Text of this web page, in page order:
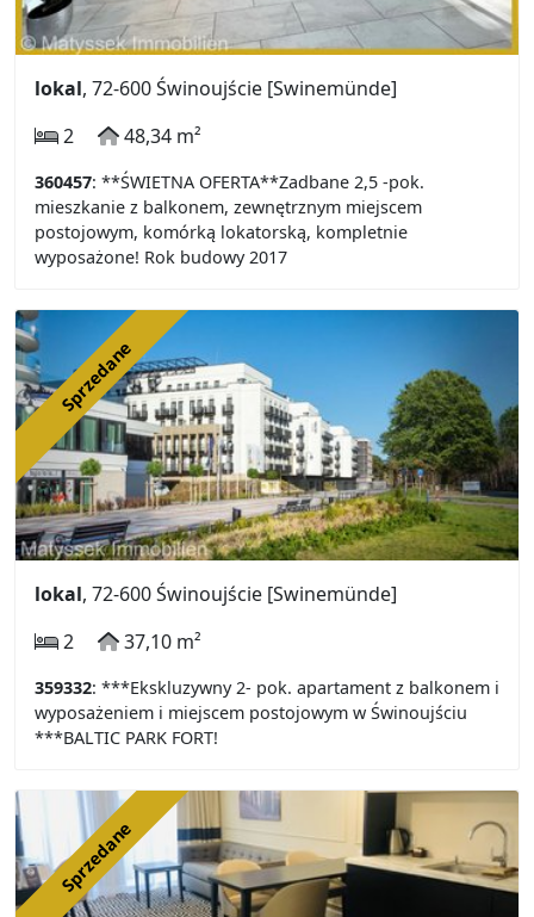
lokal, 72-600 Świnoujście [Swinemünde]
2
48,34 m²
360457: **ŚWIETNA OFERTA**Zadbane 2,5 -pok.
mieszkanie z balkonem, zewnętrznym miejscem
postojowym, komórką lokatorską, kompletnie
wyposażone! Rok budowy 2017
Sprzedane
lokal, 72-600 Świnoujście [Swinemünde]
2
37,10 m²
359332: ***Ekskluzywny 2- pok. apartament z balkonem i
wyposażeniem i miejscem postojowym w Świnoujściu
***BALTIC PARK FORT!
Sprzedane